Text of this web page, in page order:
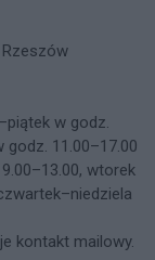
Rzeszów
w godz.
godz. 11.00–17.00
wtorek
kontakt mailowy.